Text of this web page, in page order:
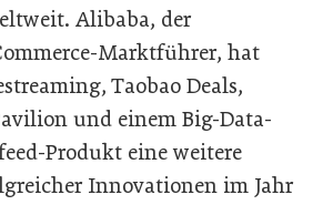
Alibaba, der
Marktführer, hat
Taobao Deals,
und einem Big-Data-
Produkt eine weitere
Innovationen im Jahr